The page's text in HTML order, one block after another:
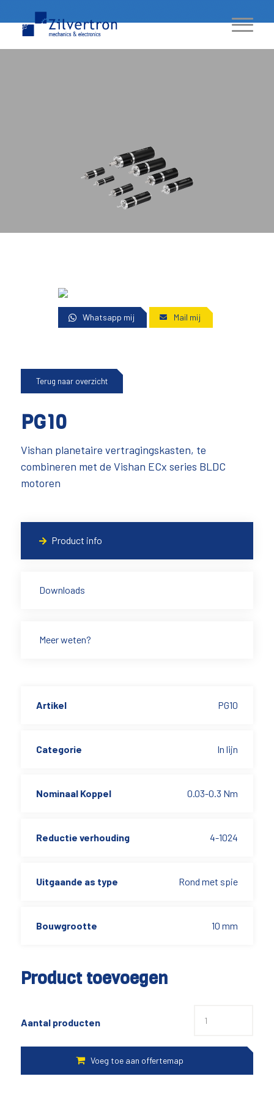
Whatsapp mij Mail mij
Product toevoegen
Aantal producten
Terug naar overzicht
PG10
Vishan planetaire vertragingskasten, te
combineren met de Vishan ECx series BLDC
motoren
Product info
Downloads
Meer weten?
Artikel PG10
Categorie In lijn
Nominaal Koppel 0.03-0.3 Nm
Reductie verhouding 4-1024
Uitgaande as type Rond met spie
Bouwgrootte 10 mm